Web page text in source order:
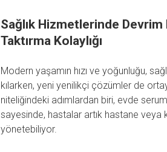
Sağlık Hizmetlerinde
Taktırma Kolaylığı
Modern yaşamın hızı ve yoğunluğu,
kılarken, yeni yenilikçi çözümler de
niteliğindeki adımlardan biri, evde
sayesinde, hastalar artık hastane veya
yönetebiliyor.